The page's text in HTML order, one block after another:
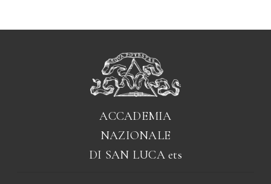
ACCADEMIA
NAZIONALE
DI SAN LUCAets